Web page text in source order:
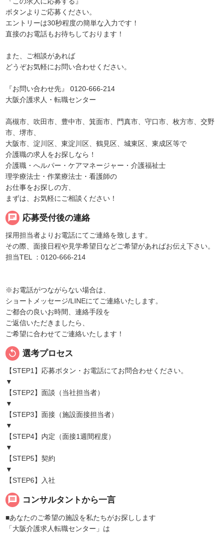
ボタンよりご応募ください。
エントリーは30秒程度の簡単な入力です！
直接のお電話もお待ちしております！
また、ご相談があれば
どうぞお気軽にお問い合わせください。
『お問い合わせ先』 0120-666-214
大阪介護求人・転職センター
高槻市、吹田市、豊中市、箕面市、門真市、守口市、枚方市、交野
市、堺市、
大阪市、淀川区、東淀川区、鶴見区、城東区、東成区等で
介護職の求人をお探しなら！
介護職・へルパー・ケアマネージャー・介護福祉士
理学療法士・作業療法士・看護師の
お仕事をお探しの方、
まずは、お気軽にご相談ください！
chat 応募受付後の連絡
採用担当者よりお電話にてご連絡を致します。
その際、面接日程や見学希望日などご希望があればお伝え下さい。
担当TEL ：0120-666-214
※お電話がつながらない場合は、
ショートメッセージ/LINEにてご連絡いたします。
ご都合の良いお時間、連絡手段を
ご返信いただきましたら、
ご希望に合わせてご連絡いたします！
replay 選考プロセス
【STEP1】応募ボタン・お電話にてお問合わせください。
▼
【STEP2】面談（当社担当者）
▼
【STEP3】面接（施設面接担当者）
▼
【STEP4】内定（面接1週間程度）
▼
【STEP5】契約
▼
【STEP6】入社
message コンサルタントから一言
■あなたのご希望の施設を私たちがお探しします
「大阪介護求人転職センター」は